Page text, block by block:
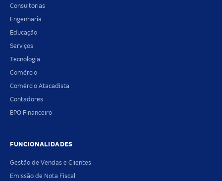
Consultorias
Engenharia
Educação
Serviços
Tecnologia
Comércio
Comércio Atacadista
Contadores
BPO Financeiro
FUNCIONALIDADES
Gestão de Vendas e Clientes
Emissão de Nota Fiscal